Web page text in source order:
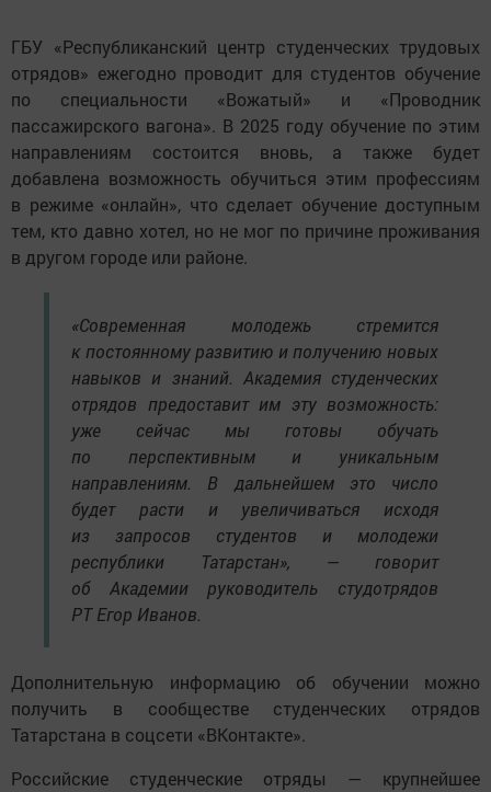
ГБУ «Республиканский центр студенческих трудовых
отрядов» ежегодно проводит для студентов обучение
по специальности «Вожатый» и «Проводник
пассажирского вагона». В 2025 году обучение по этим
направлениям состоится вновь, а также будет
добавлена возможность обучиться этим профессиям
в режиме «онлайн», что сделает обучение доступным
тем, кто давно хотел, но не мог по причине проживания
в другом городе или районе.
«Современная молодежь стремится
к постоянному развитию и получению новых
навыков и знаний. Академия студенческих
отрядов предоставит им эту возможность:
уже сейчас мы готовы обучать
по перспективным и уникальным
направлениям. В дальнейшем это число
будет расти и увеличиваться исходя
из запросов студентов и молодежи
республики Татарстан», — говорит
об Академии руководитель студотрядов
РТ Егор Иванов.
Дополнительную информацию об обучении можно
получить в сообществе студенческих отрядов
Татарстана в соцсети «ВКонтакте».
Российские студенческие отряды — крупнейшее